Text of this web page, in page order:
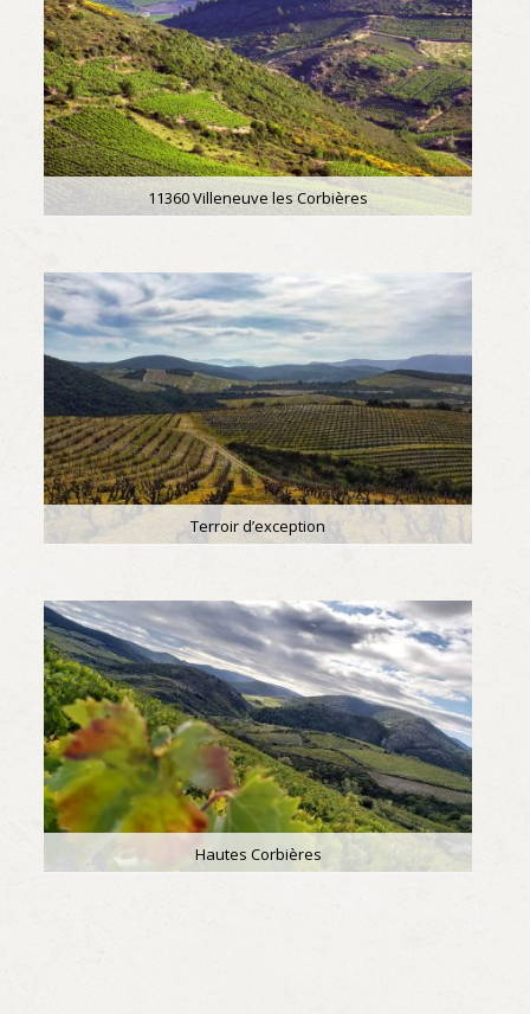
11360 Villeneuve les Corbières
Terroir d’exception
Hautes Corbières